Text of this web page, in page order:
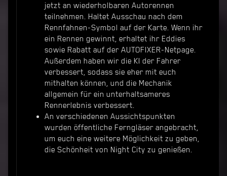
jetzt an wiederholbaren Autorennen
teilnehmen. Haltet Ausschau nach dem
Rennfahnen-Symbol auf der Karte. Wenn ihr
ein Rennen gewinnt, erhaltet ihr Eddies
sowie Rabatt auf der AUTOFIXER-Netpage.
Außerdem haben wir die KI der Fahrer
verbessert, sodass sie eher mit euch
mithalten können, und die Mechanik
allgemein für ein unterhaltsameres
Rennerlebnis verbessert.
An verschiedenen Aussichtspunkten
wurden öffentliche Ferngläser angebracht,
um euch eine weitere Möglichkeit zu geben,
die Schönheit von Night City zu genießen.